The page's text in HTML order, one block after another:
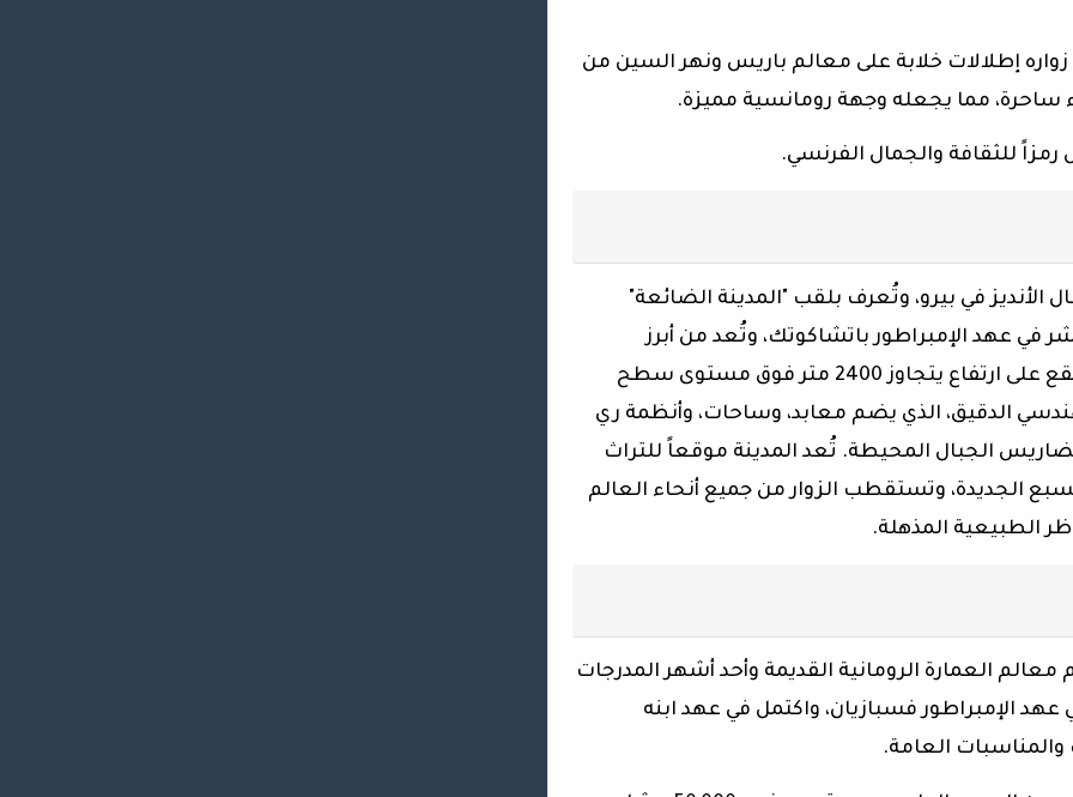
زواره إطلالات خلابة على معالم باريس ونهر السين من
ساحرة، مما يجعله وجهة رومانسية مميزة.
رمزاً للثقافة والجمال الفرنسي.
الأنديز في بيرو، وتُعرف بلقب "المدينة الضائعة"
عهد الإمبراطور باتشاكوتك، وتُعد من أبرز
، حيث تقع على ارتفاع يتجاوز 2400 متر فوق مستوى سطح
الدقيق، الذي يضم معابد، وساحات، وأنظمة ري
الجبال المحيطة. تُعد المدينة موقعاً للتراث
الجديدة، وتستقطب الزوار من جميع أنحاء العالم
الطبيعية المذهلة.
معالم العمارة الرومانية القديمة وأحد أشهر المدرجات
عهد الإمبراطور فسبازيان، واكتمل في عهد ابنه
العامة.